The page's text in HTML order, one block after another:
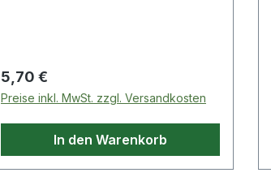
Regulärer Preis:
5,70 €
Preise inkl. MwSt. zzgl. Versandkosten
In den Warenkorb